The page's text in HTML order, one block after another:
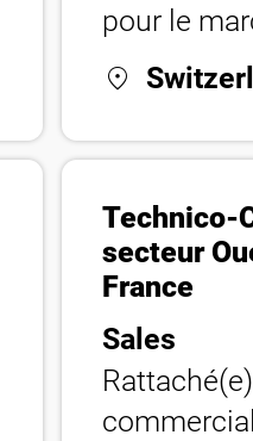
pour le
location_on
Technico-
secteur
France
Sales